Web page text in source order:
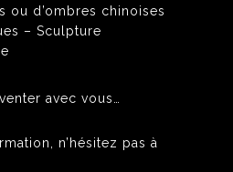
ou d’ombres chinoises
– Sculpture
avec vous…
n’hésitez pas à